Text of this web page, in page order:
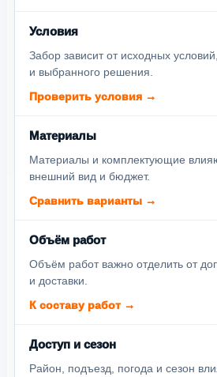
Условия
Забор зависит от исходных
и выбранного решения.
Проверить условия →
Материалы
Материалы и комплектующие
внешний вид и бюджет.
Сравнить варианты →
Объём работ
Объём работ важно отделить от
и доставки.
К составу работ →
Доступ и сезон
Район, подъезд, погода и сезон